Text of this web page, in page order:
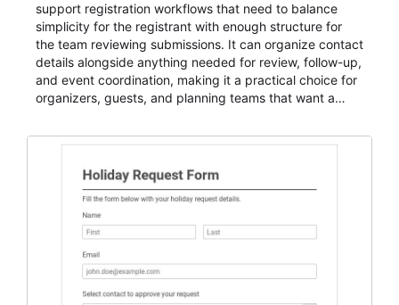
support registration workflows that need to balance
simplicity for the registrant with enough structure for
the team reviewing submissions. It can organize contact
details alongside anything needed for review, follow-up,
and event coordination, making it a practical choice for
organizers, guests, and planning teams that want a
and participant management. The form is suitable for
student enrollment, volunteer registration, business
event intake, and membership participation. It helps
keep responses standardized so organizers can
evaluate submissions, manage next steps, and maintain
cleaner registration records over time.